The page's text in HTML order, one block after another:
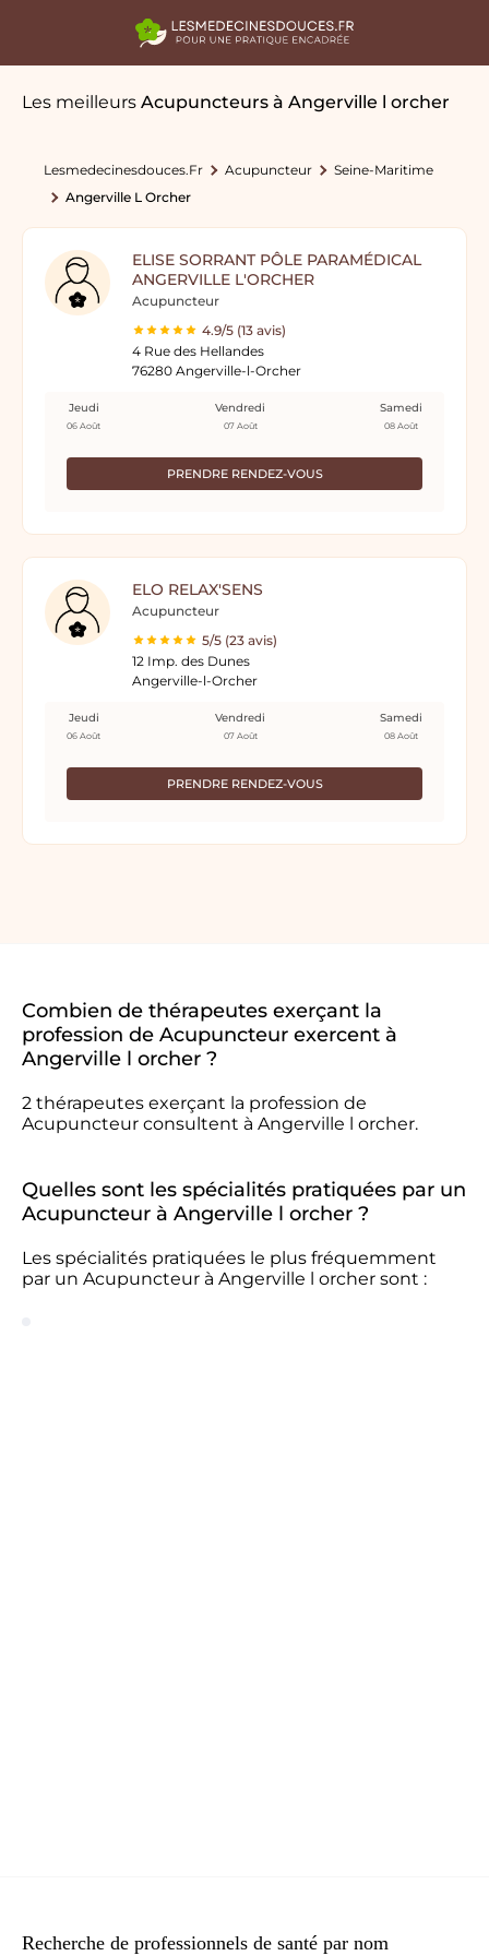
Les meilleurs Acupuncteurs à Angerville l orcher
Lesmedecinesdouces.fr Acupuncteur
Seine-Maritime
Angerville L Orcher
ELISE SORRANT PÔLE PARAMÉDICAL
ANGERVILLE L'ORCHER
Acupuncteur
4.9/5 (13 avis)
4 Rue des Hellandes
76280 Angerville-l-Orcher
PRENDRE RENDEZ-VOUS
Jeudi
06 Août
Vendredi
07 Août
Samedi
08 Août
ELO RELAX'SENS
Acupuncteur
5/5 (23 avis)
12 Imp. des Dunes
Angerville-l-Orcher
PRENDRE RENDEZ-VOUS
Jeudi
06 Août
Vendredi
07 Août
Samedi
08 Août
Combien de thérapeutes exerçant la
profession de Acupuncteur exercent à
Angerville l orcher ?
2 thérapeutes exerçant la profession de
Acupuncteur consultent à Angerville l orcher.
Quelles sont les spécialités pratiquées par un
Acupuncteur à Angerville l orcher ?
Les spécialités pratiquées le plus fréquemment
par un Acupuncteur à Angerville l orcher sont :
Recherche de professionnels de santé par nom